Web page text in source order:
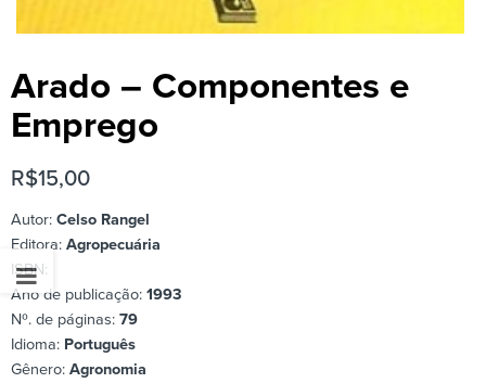
Arado – Componentes e
Emprego
R$15,00
Autor: Celso Rangel
Editora: Agropecuária
ISBN:
Ano de publicação: 1993
Nº. de páginas: 79
Idioma: Português
Gênero: Agronomia